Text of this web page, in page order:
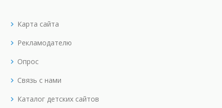
Карта сайта
Рекламодателю
Опрос
Связь с нами
Каталог детских сайтов